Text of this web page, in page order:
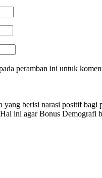
peramban ini untuk
yang berisi narasi positif
ini agar Bonus Demografi